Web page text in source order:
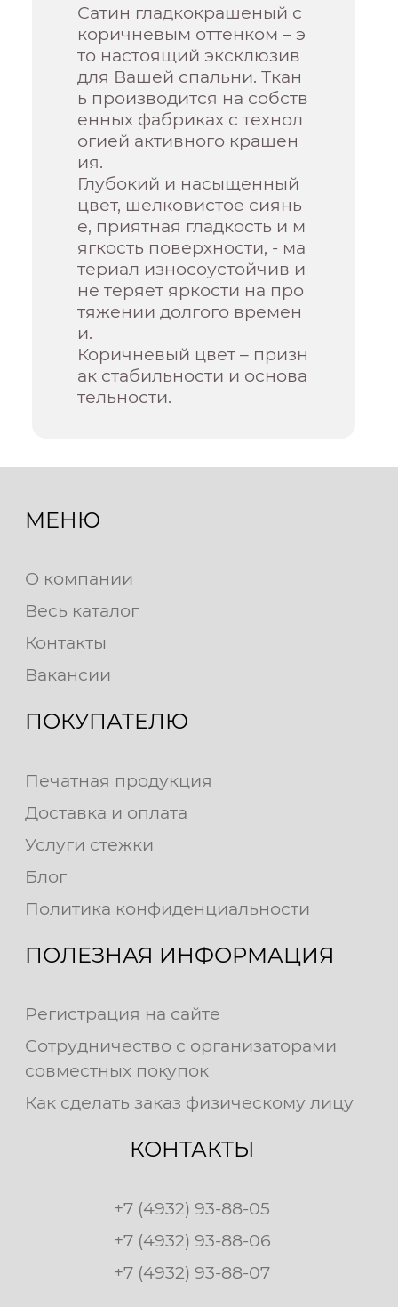
Сатин гладкокрашеный с
коричневым оттенком – э
то настоящий эксклюзив
для Вашей спальни. Ткан
ь производится на собств
енных фабриках с технол
огией активного крашен
ия.
Глубокий и насыщенный
цвет, шелковистое сиянь
е, приятная гладкость и м
ягкость поверхности, - ма
териал износоустойчив и
не теряет яркости на про
тяжении долгого времен
и.
Коричневый цвет – призн
ак стабильности и основа
тельности.
МЕНЮ
О компании
Весь каталог
Контакты
Вакансии
ПОКУПАТЕЛЮ
Печатная продукция
Доставка и оплата
Услуги стежки
Блог
Политика конфиденциальности
ПОЛЕЗНАЯ ИНФОРМАЦИЯ
Регистрация на сайте
Сотрудничество с организаторами
совместных покупок
Как сделать заказ физическому лицу
КОНТАКТЫ
+7 (4932) 93-88-05
+7 (4932) 93-88-06
+7 (4932) 93-88-07